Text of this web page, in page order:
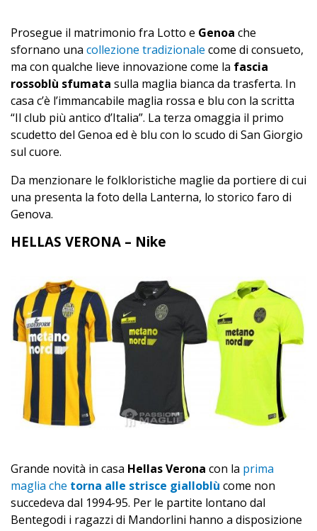
Prosegue il matrimonio fra Lotto e Genoa che
sfornano una collezione tradizionale come di consueto,
ma con qualche lieve innovazione come la fascia
rossoblù sfumata sulla maglia bianca da trasferta. In
casa c’è l’immancabile maglia rossa e blu con la scritta
“Il club più antico d’Italia”. La terza omaggia il primo
scudetto del Genoa ed è blu con lo scudo di San Giorgio
sul cuore.
Da menzionare le folkloristiche maglie da portiere di cui
una presenta la foto della Lanterna, lo storico faro di
Genova.
HELLAS VERONA – Nike
Grande novità in casa Hellas Verona con la prima
maglia che torna alle strisce gialloblù come non
succedeva dal 1994-95. Per le partite lontano dal
Bentegodi i ragazzi di Mandorlini hanno a disposizione